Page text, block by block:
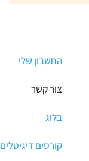
החשבון שלי
צור קשר
בלוג
קורסים דיגיטלים